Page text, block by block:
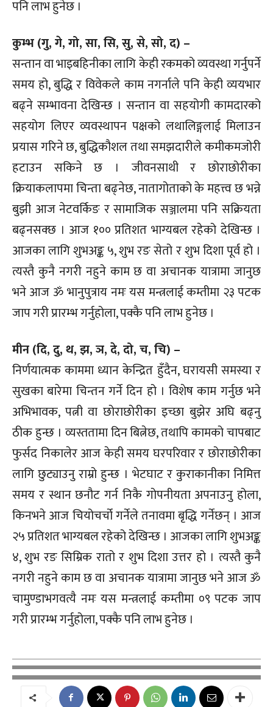
पनि लाभ हुनेछ ।
कुम्भ (गु, गे, गो, सा, सि, सु, से, सो, द) –
सन्तान वा भाइबहिनीका लागि केही रकमको व्यवस्था गर्नुपर्ने
समय हो, बुद्धि र विवेकले काम नगर्नाले पनि केही व्ययभार
बढ्ने सम्भावना देखिन्छ । सन्तान वा सहयोगी कामदारको
सहयोग लिएर व्यवस्थापन पक्षको लथालिङ्गलाई मिलाउन
प्रयास गरिने छ, बुद्धिकौशल तथा समझदारीले कमीकमजोरी
हटाउन सकिने छ । जीवनसाथी र छोराछोरीका
क्रियाकलापमा चिन्ता बढ्नेछ, नातागोताको के महत्त्व छ भन्ने
बुझी आज नेटवर्किङ र सामाजिक सञ्जालमा पनि सक्रियता
बढ्नसक्छ । आज १०० प्रतिशत भाग्यबल रहेको देखिन्छ ।
आजका लागि शुभअङ्क ५, शुभ रङ सेतो र शुभ दिशा पूर्व हो ।
त्यस्तै कुनै नगरी नहुने काम छ वा अचानक यात्रामा जानुछ
भने आज ॐ भानुपुत्राय नमः यस मन्त्रलाई कम्तीमा २३ पटक
जाप गरी प्रारम्भ गर्नुहोला, पक्कै पनि लाभ हुनेछ ।
मीन (दि, दु, थ, झ, ञ, दे, दो, च, चि) –
निर्णयात्मक काममा ध्यान केन्द्रित हुँदैन, घरायसी समस्या र
सुखका बारेमा चिन्तन गर्ने दिन हो । विशेष काम गर्नुछ भने
अभिभावक, पत्नी वा छोराछोरीका इच्छा बुझेर अघि बढ्नु
ठीक हुन्छ । व्यस्ततामा दिन बित्नेछ, तथापि कामको चापबाट
फुर्सद निकालेर आज केही समय घरपरिवार र छोराछोरीका
लागि छुट्याउनु राम्रो हुन्छ । भेटघाट र कुराकानीका निमित्त
समय र स्थान छनौट गर्न निकै गोपनीयता अपनाउनु होला,
किनभने आज चियोचर्चो गर्नेले तनावमा बृद्धि गर्नेछन् । आज
२५ प्रतिशत भाग्यबल रहेको देखिन्छ । आजका लागि शुभअङ्क
४, शुभ रङ सिम्रिक रातो र शुभ दिशा उत्तर हो । त्यस्तै कुनै
नगरी नहुने काम छ वा अचानक यात्रामा जानुछ भने आज ॐ
चामुण्डाभगवत्यै नमः यस मन्त्रलाई कम्तीमा ०९ पटक जाप
गरी प्रारम्भ गर्नुहोला, पक्कै पनि लाभ हुनेछ ।